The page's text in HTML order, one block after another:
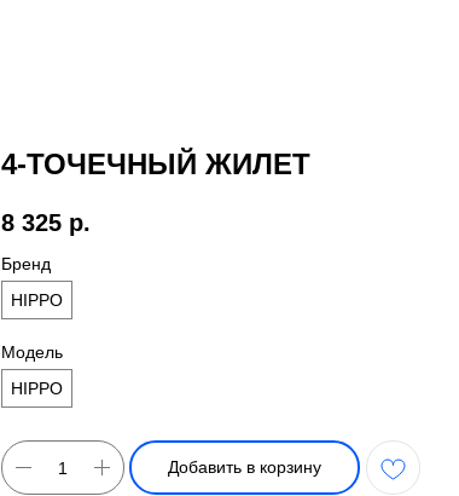
4-ТОЧЕЧНЫЙ ЖИЛЕТ
8 325 р.
Бренд
HIPPO
Модель
HIPPO
Добавить в корзину